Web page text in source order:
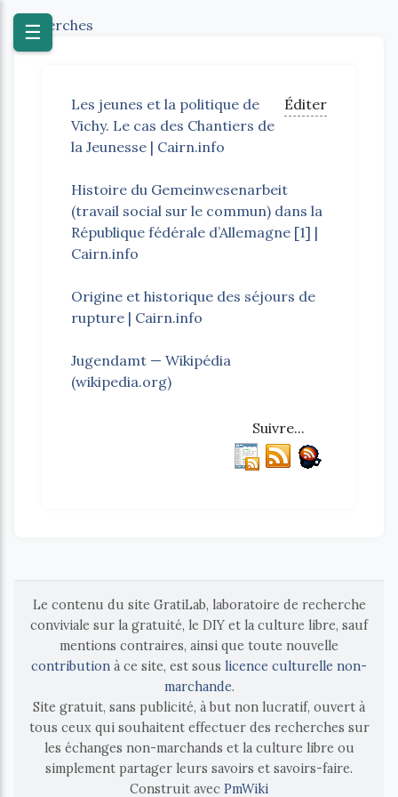
☰
Recherches
Éditer
Les jeunes et la politique de
Vichy. Le cas des Chantiers de
la Jeunesse | Cairn.info
Histoire du Gemeinwesenarbeit
(travail social sur le commun) dans la
République fédérale d’Allemagne [1] |
Cairn.info
Origine et historique des séjours de
rupture | Cairn.info
Jugendamt — Wikipédia
(wikipedia.org)
Suivre...
Le contenu du site GratiLab, laboratoire de recherche
conviviale sur la gratuité, le DIY et la culture libre, sauf
mentions contraires, ainsi que toute nouvelle
contribution à ce site, est sous licence culturelle non-
marchande.
Site gratuit, sans publicité, à but non lucratif, ouvert à
tous ceux qui souhaitent effectuer des recherches sur
les échanges non-marchands et la culture libre ou
simplement partager leurs savoirs et savoirs-faire.
Construit avec PmWiki